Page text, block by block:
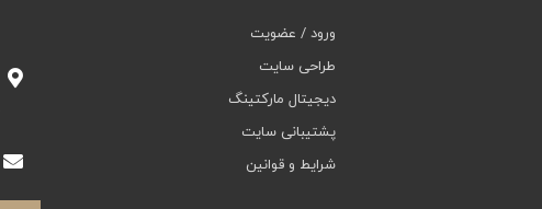
ورود / عضویت
طراحی سایت
دیجیتال مارکتینگ
پشتیبانی سایت
شرایط و قوانین